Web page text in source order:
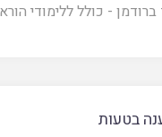
ברודמן - כולל ללימודי
בטעות